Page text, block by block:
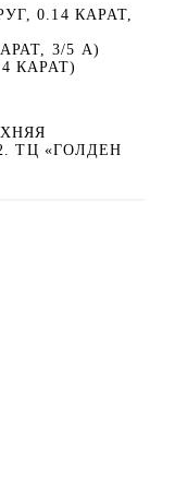
0.14 КАРАТ,
3/5 А)
КАРАТ)
ТЦ «ГОЛДЕН